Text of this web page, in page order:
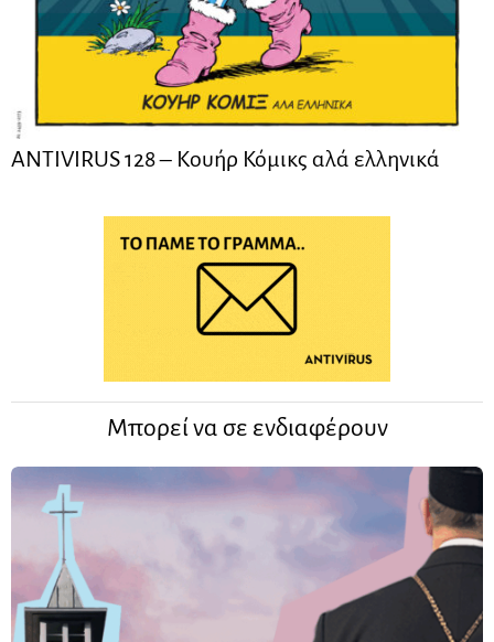
ANTIVIRUS 128 – Kουήρ Κόμικς αλά ελληνικά
Μπορεί να σε ενδιαφέρουν